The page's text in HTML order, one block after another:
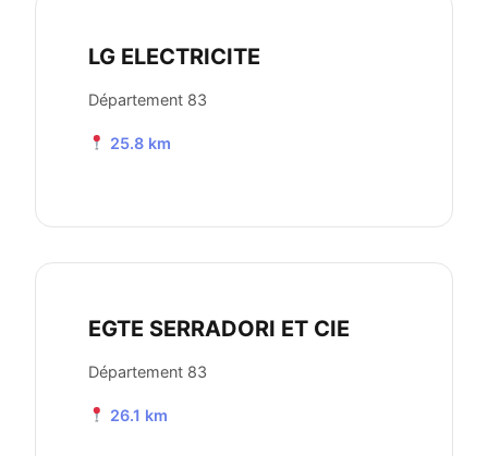
LG ELECTRICITE
Département 83
25.8 km
EGTE SERRADORI ET CIE
Département 83
26.1 km